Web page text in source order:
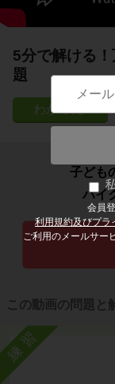
会員
利用規約及びプラ
ご利用のメールサー
5分で解ける
題
子ども
ハイ
この動画の問題と
練習